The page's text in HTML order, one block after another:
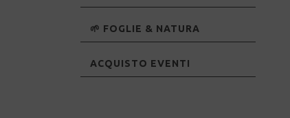
🌱 FOGLIE & NATURA
ACQUISTO EVENTI